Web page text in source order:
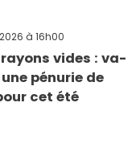
à 16h00
vides : va-
pénurie de
cet été